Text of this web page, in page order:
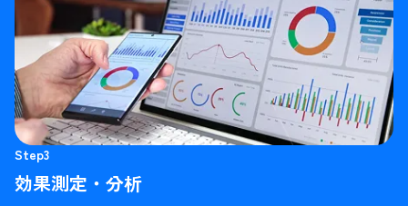
Step3
効果測定・分析